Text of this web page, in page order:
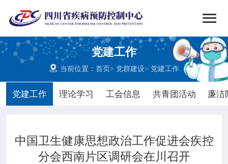

党建工作
 当前位置：首页> 党群建设> 党建工作
党建工作 理论学习 工会信息 共青团活动 廉洁

网站首页
中心概况 
新闻动态 
中国卫生健康思想政治工作促进会疾控
分会西南片区调研会在川召开